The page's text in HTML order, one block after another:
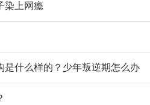
染上网瘾
是什么样的？少年叛逆期怎么办